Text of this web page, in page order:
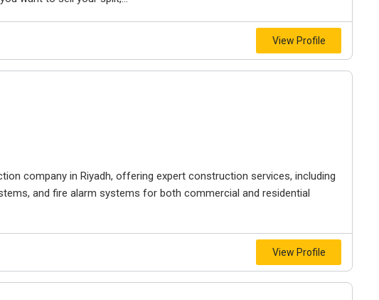
View Profile
company in Riyadh, offering expert construction services, including
and fire alarm systems for both commercial and residential
View Profile